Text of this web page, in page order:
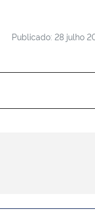
Publicado: 28 julho